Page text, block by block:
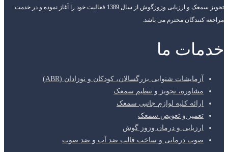
تجویز سمعک و ارزیابی وزوزگوش از سال 1389 فعالیت خود را آغاز نموده و در خدمت
مراجعه کنندگان محترم می باشد.
خدمات ما
آزمایشات شنوایی بزرگسالان، کودکان و نوزادان (ABR)
مشاوره، تجویز و تنظیم سمعک
ارائه کلیه لوازم جانبی سمعک
تعمیر و تعویض سمعک
ارزیابی و درمان وزوز گوش
صوت درمانی و ساخت قالب ضد آب و ضد صوت